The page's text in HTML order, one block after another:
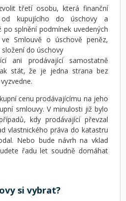
třetí osobu, která finanční
od kupujícího do úschovy a
splnění podmínek uvedených
Smlouvě o úschově peněz,
do úschovy
ani prodávající samostatně
stát, že je jedna strana bez
cenu prodávajícímu na jeho
smlouvy. V minulosti již bylo
kdy prodávající převzal
vlastnického práva do katastru
Nebo bude návrh na vklad
řadu let soudně domáhat
si vybrat?